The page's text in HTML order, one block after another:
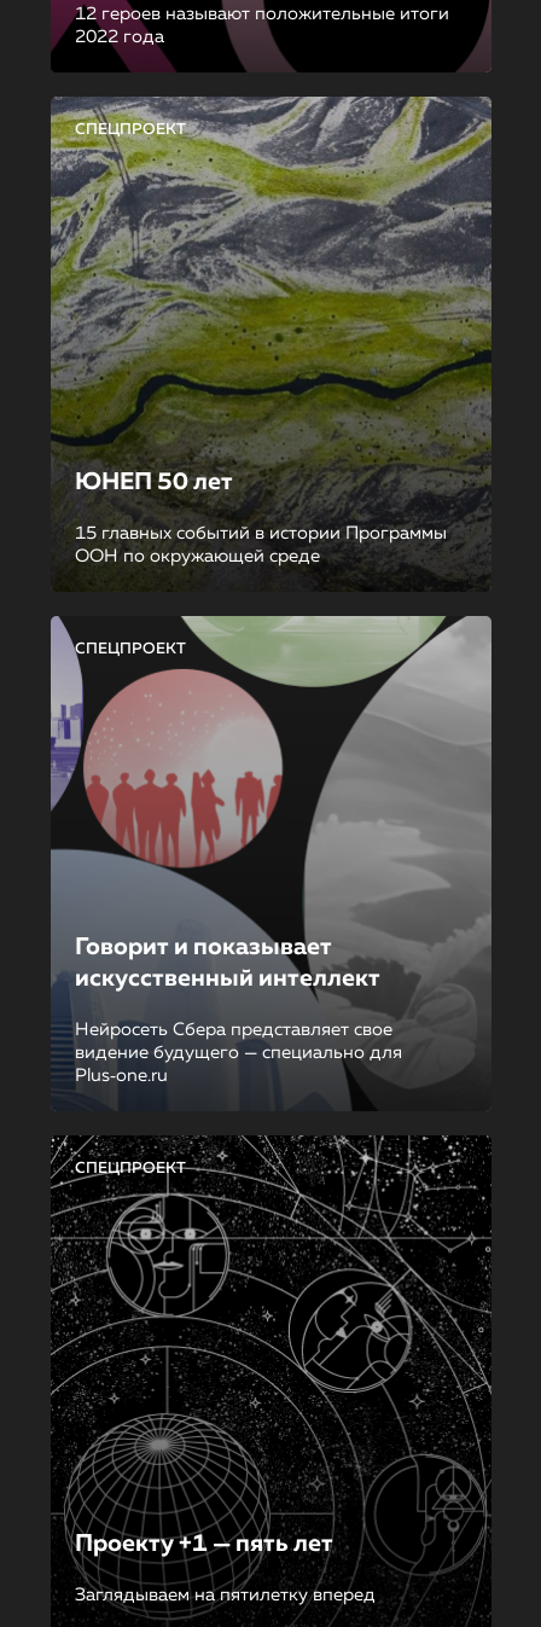
12 героев называют положительные итоги
2022 года
СПЕЦПРОЕКТ
ЮНЕП 50 лет
15 главных событий в истории Программы
ООН по окружающей среде
СПЕЦПРОЕКТ
Говорит и показывает
искусственный интеллект
Нейросеть Сбера представляет свое
видение будущего — специально для
Plus‑one.ru
СПЕЦПРОЕКТ
Проекту +1 — пять лет
Заглядываем на пятилетку вперед